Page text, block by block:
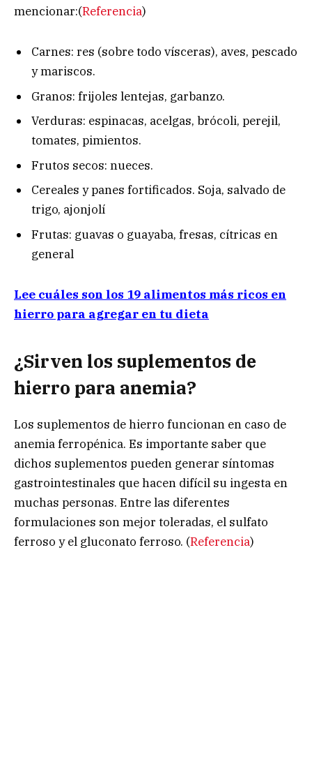
mencionar:(Referencia)
Carnes: res (sobre todo vísceras), aves, pescado
y mariscos.
Granos: frijoles lentejas, garbanzo.
Verduras: espinacas, acelgas, brócoli, perejil,
tomates, pimientos.
Frutos secos: nueces.
Cereales y panes fortificados. Soja, salvado de
trigo, ajonjolí
Frutas: guavas o guayaba, fresas, cítricas en
general
Lee cuáles son los 19 alimentos más ricos en
hierro para agregar en tu dieta
¿Sirven los suplementos de
hierro para anemia?
Los suplementos de hierro funcionan en caso de
anemia ferropénica. Es importante saber que
dichos suplementos pueden generar síntomas
gastrointestinales que hacen difícil su ingesta en
muchas personas. Entre las diferentes
formulaciones son mejor toleradas, el sulfato
ferroso y el gluconato ferroso. (Referencia)